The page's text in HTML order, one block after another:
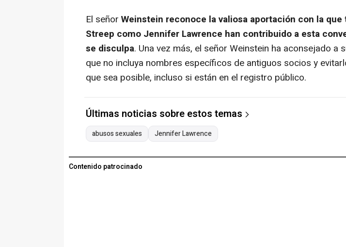
El señor Weinstein reconoce la valiosa aportación con la que
Streep como Jennifer Lawrence han contribuido a esta
se disculpa. Una vez más, el señor Weinstein ha aconsejado a
que no incluya nombres específicos de antiguos socios y
que sea posible, incluso si están en el registro público.
Últimas noticias sobre estos temas
abusos sexuales Jennifer Lawrence
Contenido patrocinado